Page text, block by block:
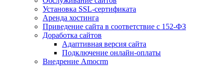
Установка SSL-сертификата
Аренда хостинга
Приведение сайта в соответствие с 152-ФЗ
Доработка сайтов
Адаптивная версия сайта
Подключение онлайн-оплаты
Внедрение Amocrm